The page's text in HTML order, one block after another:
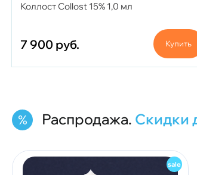
Коллост Collost 15% 1,0 мл
7 900 руб. Купить
Распродажа. Скидки